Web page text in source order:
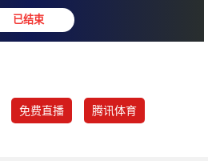
: 米禾
免费直播 腾讯体育